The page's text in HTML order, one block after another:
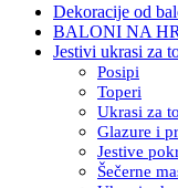
Dekoracije od
BALONI NA
Jestivi ukrasi za
Posipi
Toperi
Ukrasi za
Glazure i
Jestive
Šečerne